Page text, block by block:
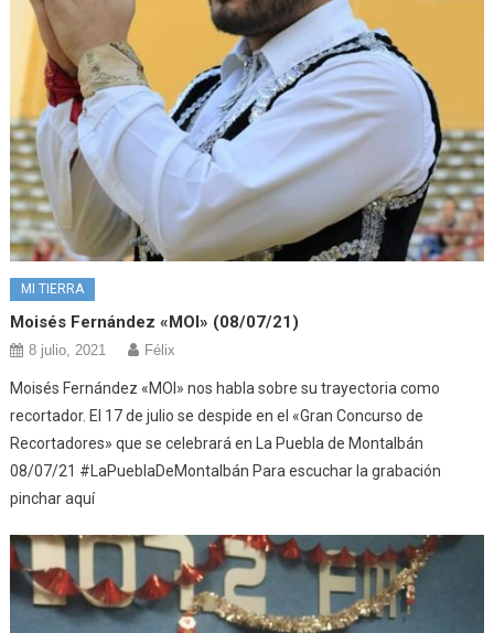
MI TIERRA
Moisés Fernández «MOI» (08/07/21)
8 julio, 2021 Félix
Moisés Fernández «MOI» nos habla sobre su trayectoria como
recortador. El 17 de julio se despide en el «Gran Concurso de
Recortadores» que se celebrará en La Puebla de Montalbán
08/07/21 #LaPueblaDeMontalbán Para escuchar la grabación
pinchar aquí